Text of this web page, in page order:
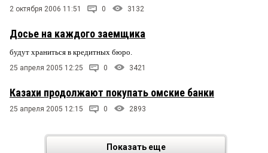
2 октября 2006 11:51 0 3132
Досье на каждого заемщика
будут храниться в кредитных бюро.
25 апреля 2005 12:25 0 3421
Казахи продолжают покупать омские банки
25 апреля 2005 12:15 0 2893
Показать еще